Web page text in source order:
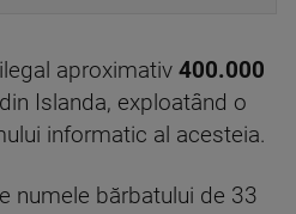
aproximativ 400.000
Islanda, exploatând o
informatic al acesteia.
numele bărbatului de 33